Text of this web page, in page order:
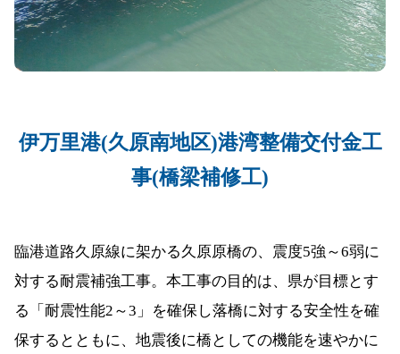
伊万里港(久原南地区)港湾整備交付金工
事(橋梁補修工)
臨港道路久原線に架かる久原原橋の、震度5強～6弱に
対する耐震補強工事。本工事の目的は、県が目標とす
る「耐震性能2～3」を確保し落橋に対する安全性を確
保するとともに、地震後に橋としての機能を速やかに